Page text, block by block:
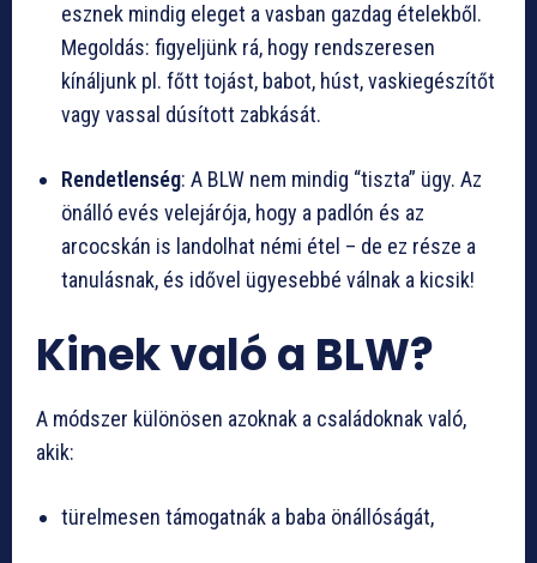
esznek mindig eleget a vasban gazdag ételekből.
Megoldás: figyeljünk rá, hogy rendszeresen
kínáljunk pl. főtt tojást, babot, húst, vaskiegészítőt
vagy vassal dúsított zabkását.
Rendetlenség: A BLW nem mindig “tiszta” ügy. Az
önálló evés velejárója, hogy a padlón és az
arcocskán is landolhat némi étel – de ez része a
tanulásnak, és idővel ügyesebbé válnak a kicsik!
Kinek való a BLW?
A módszer különösen azoknak a családoknak való,
akik:
türelmesen támogatnák a baba önállóságát,